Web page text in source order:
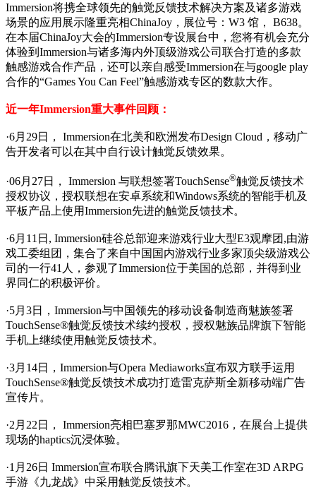
Immersion将携全球领先的触觉反馈技术解决方案及诸多游戏
场景的应用展示隆重亮相ChinaJoy，展位号：W3 馆， B638。
在本届ChinaJoy大会的Immersion专设展台中，您将有机会充分
体验到Immersion与诸多海内外顶级游戏公司联合打造的多款
触感游戏合作产品，还可以亲自感受Immersion在与google play
合作的“Games You Can Feel”触感游戏专区的数款大作。
近一年Immersion重大事件回顾：
·6月29日， Immersion在北美和欧洲发布Design Cloud，移动广
告开发者可以在其中自行设计触觉反馈效果。
·06月27日， Immersion 与联想签署TouchSense®触觉反馈技术
授权协议，授权联想在安卓系统和Windows系统的智能手机及
平板产品上使用Immersion先进的触觉反馈技术。
·6月11日, Immersion硅谷总部迎来游戏行业大型E3观摩团,由游
戏工委组团，集合了来自中国国内游戏行业多家顶尖级游戏公
司的一行41人，参观了Immersion位于美国的总部，并得到业
界同仁的积极评价。
·5月3日，Immersion与中国领先的移动设备制造商魅族签署
TouchSense®触觉反馈技术续约授权，授权魅族品牌旗下智能
手机上继续使用触觉反馈技术。
·3月14日，Immersion与Opera Mediaworks宣布双方联手运用
TouchSense®触觉反馈技术成功打造雷克萨斯全新移动端广告
宣传片。
·2月22日， Immersion亮相巴塞罗那MWC2016，在展台上提供
现场的haptics沉浸体验。
·1月26日 Immersion宣布联合腾讯旗下天美工作室在3D ARPG
手游《九龙战》中采用触觉反馈技术。